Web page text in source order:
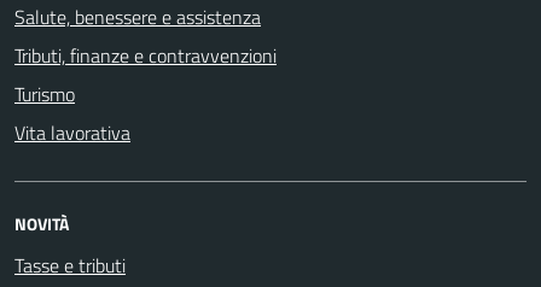
Salute, benessere e assistenza
Tributi, finanze e contravvenzioni
Turismo
Vita lavorativa
NOVITÀ
Tasse e tributi